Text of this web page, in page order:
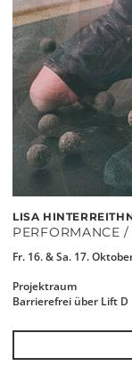
LISA
PERFORMANCE
Fr. 16. & Sa. 17.
Projektraum
Barrierefrei über Lift D